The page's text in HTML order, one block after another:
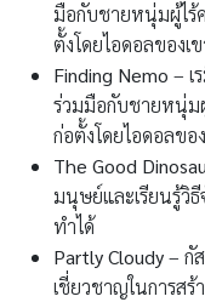
มือกับชายหนุ่มผู้ไร้
ตั้งโดยไอดอลของเ
Finding Nemo – เ
ร่วมมือกับชายหนุ่ม
ก่อตั้งโดยไอดอลขอ
The Good
มนุษย์และเรียนรู้วิ
ทำได้
Partly Cloudy– กั
เชี่ยวชาญในการสร้